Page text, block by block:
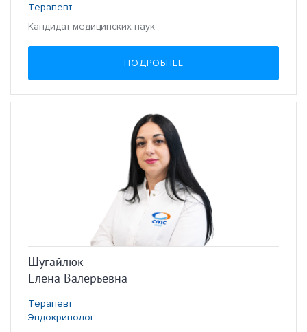
Терапевт
Кандидат медицинских наук
ПОДРОБНЕЕ
Шугайлюк
Елена Валерьевна
Терапевт
Эндокринолог